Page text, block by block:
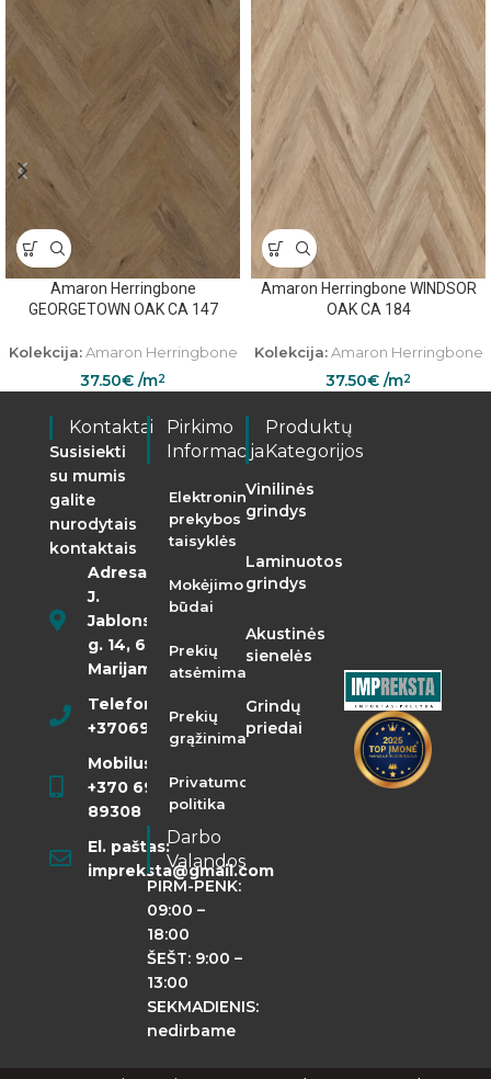
Amaron Herringbone
GEORGETOWN OAK CA 147
Kolekcija:Amaron Herringbone
37.50€ /m2
Amaron Herringbone WINDSOR
OAK CA 184
Kolekcija:Amaron Herringbone
37.50€ /m2
Kontaktai
Susisiekti
su mumis
galite
nurodytais
kontaktais
Adresas:
J.
Jablonskio
g. 14, 68290
Marijampolė
Telefonas:
+37069855400
Mobilusis:
+370 698
89308
El. paštas:
impreksta@gmail.com
Pirkimo
Informacija
Elektroninės
prekybos
taisyklės
Mokėjimo
būdai
Prekių
atsėmimas
Prekių
grąžinimas
Privatumo
politika
Darbo
Valandos
PIRM-PENK:
09:00 –
18:00
ŠEŠT: 9:00 –
13:00
SEKMADIENIS:
nedirbame
Produktų
Kategorijos
Vinilinės
grindys
Laminuotos
grindys
Akustinės
sienelės
Grindų
priedai